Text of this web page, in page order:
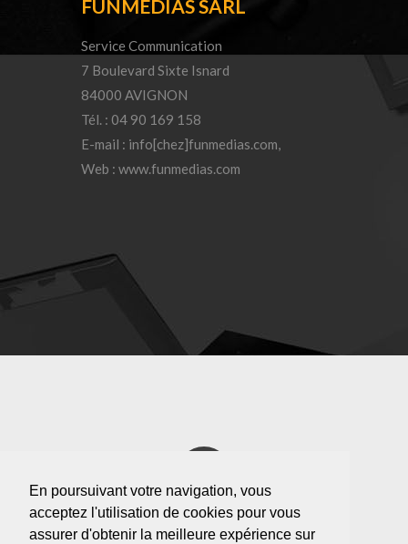
En poursuivant votre navigation, vous
acceptez l'utilisation de cookies pour vous
assurer d'obtenir la meilleure expérience sur
FUNMEDIAS SARL
Service Communication
7 Boulevard Sixte Isnard
84000 AVIGNON
Tél. : 04 90 169 158
E-mail : info[chez]funmedias.com,
Web : www.funmedias.com
FUNMEDIAS ©2026.Mentions légales